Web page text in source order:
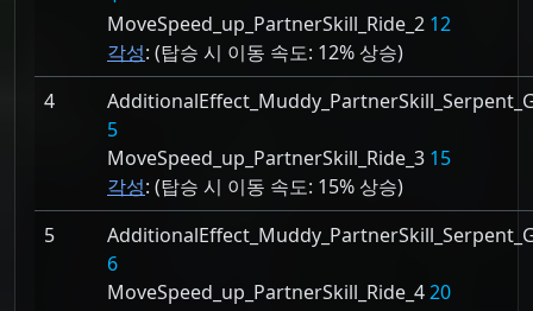
MoveSpeed_up_PartnerSkill_Ride_2 12
각성: (탑승 시 이동 속도: 12% 상승)
4
5
MoveSpeed_up_PartnerSkill_Ride_3 15
각성: (탑승 시 이동 속도: 15% 상승)
5
6
MoveSpeed_up_PartnerSkill_Ride_420